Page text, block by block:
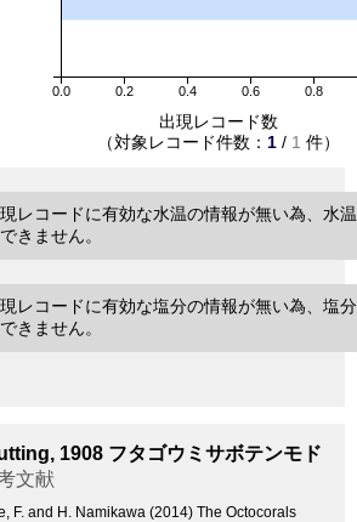
0.0 0.2 0.4 0.6 0.8
出現レコード数
（対象レコード件数： 1 / 1 件）
レコードに有効な水温の情報が無い為、水
きません。
レコードに有効な塩分の情報が無い為、塩
きません。
1908 フタゴウミサボテンモド
文献
F. and H. Namikawa (2014) The Octocorals